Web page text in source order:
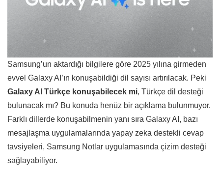
Samsung’un aktardığı bilgilere göre 2025 yılına girmeden
evvel Galaxy AI’ın konuşabildiği dil sayısı artırılacak. Peki
Galaxy AI Türkçe konuşabilecek mi, Türkçe dil desteği
bulunacak mı? Bu konuda henüz bir açıklama bulunmuyor.
Farklı dillerde konuşabilmenin yanı sıra Galaxy AI, bazı
mesajlaşma uygulamalarında yapay zeka destekli cevap
tavsiyeleri, Samsung Notlar uygulamasında çizim desteği
sağlayabiliyor.